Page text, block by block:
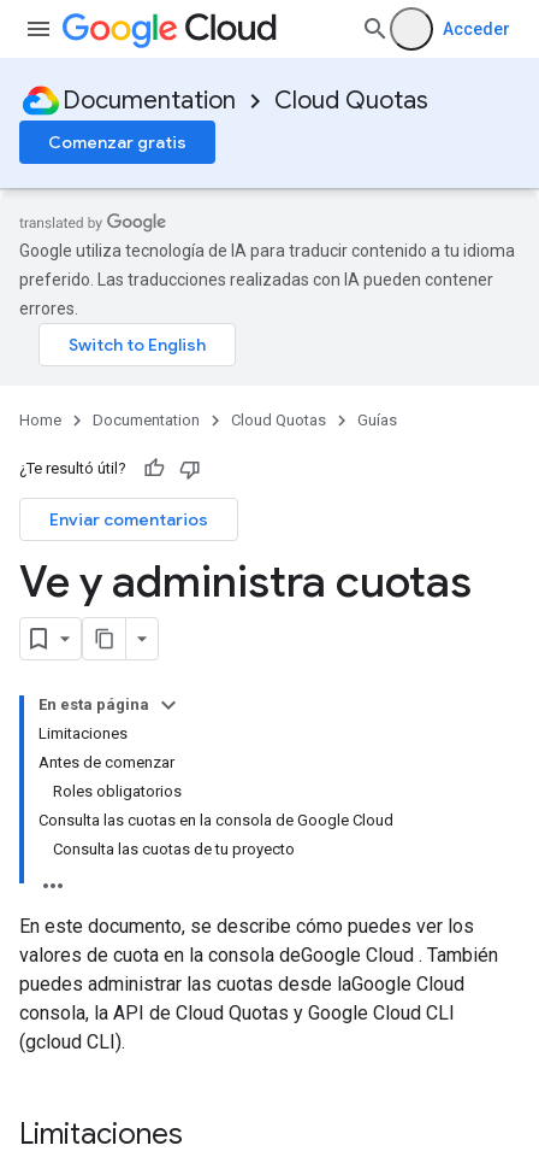
Acceder
Documentation Cloud Quotas
Comenzar gratis
Google utiliza tecnología de IA para traducir contenido a tu idioma
preferido. Las traducciones realizadas con IA pueden contener
errores.
Home Documentation Cloud Quotas Guías
¿Te resultó útil?
Enviar comentarios
Ve y administra cuotas
En esta página
Limitaciones
Antes de comenzar
Roles obligatorios
Consulta las cuotas en la consola de Google Cloud
Consulta las cuotas de tu proyecto
En este documento, se describe cómo puedes ver los
valores de cuota en la consola deGoogle Cloud . También
puedes administrar las cuotas desde laGoogle Cloud
consola, la API de Cloud Quotas y Google Cloud CLI
(gcloud CLI).
Limitaciones